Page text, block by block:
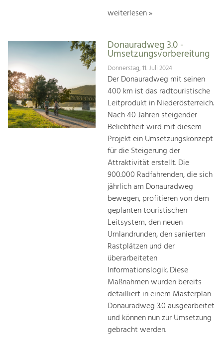
weiterlesen »
Donauradweg 3.0 -
Umsetzungsvorbereitung
Donnerstag, 11. Juli 2024
Der Donauradweg mit seinen
400 km ist das radtouristische
Leitprodukt in Niederösterreich.
Nach 40 Jahren steigender
Beliebtheit wird mit diesem
Projekt ein Umsetzungskonzept
für die Steigerung der
Attraktivität erstellt. Die
900.000 Radfahrenden, die sich
jährlich am Donauradweg
bewegen, profitieren von dem
geplanten touristischen
Leitsystem, den neuen
Umlandrunden, den sanierten
Rastplätzen und der
überarbeiteten
Informationslogik. Diese
Maßnahmen wurden bereits
detailliert in einem Masterplan
Donauradweg 3.0 ausgearbeitet
und können nun zur Umsetzung
gebracht werden.